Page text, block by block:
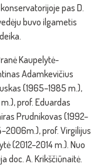
pas D.
buvo ilgametis
Kaupelytė-
Adamkevičius
(1965–1985 m.),
prof. Eduardas
Prudnikovas (1992–
prof. Virgilijus
(2012–2014 m.). Nuo
doc. A. Krikščiūnaitė.